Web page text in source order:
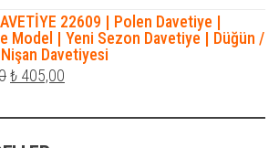
fiyat:
₺ 490,00.
andaki
fiyat:
₺ 316,00.
22609 | Polen Davetiye |
Model | Yeni Sezon Davetiye | Düğün /
Davetiyesi
Orijinal
₺ 405,00